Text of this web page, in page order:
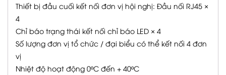
Thiết bị đầu cuối kết nối đơn vị hội nghị: Đầu nối RJ45 ×
4
Chỉ báo trạng thái kết nối chỉ báo LED × 4
Số lượng đơn vị tổ chức / đại biểu có thể kết nối 4 đơn
vị
Nhiệt độ hoạt động 0ºC đến + 40ºC